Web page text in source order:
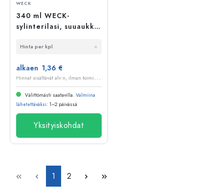
WECK
340 ml WECK-
sylinterilasi, suuaukko:
Hinta per kpl
alkaen 1,36 €
H
innat sisältävät alv:n, ilman toimituskuluja
Välittömästi saatavilla. Valmiina
lähetettäväksi: 1–2 päivässä
Yksityiskohdat
Sivu
1 Sivu
2